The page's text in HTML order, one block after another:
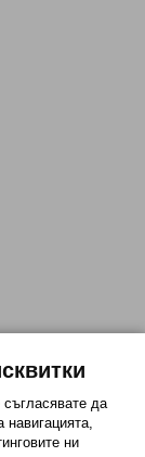
да
навигацията,
ни